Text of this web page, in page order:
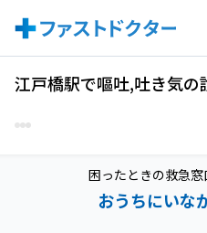
江戸橋駅で嘔吐,吐き気の
困ったときの救急窓
おうちにいな